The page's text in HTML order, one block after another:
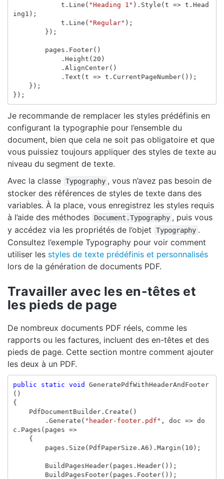
t . Line ( "Heading 1" ). Style ( t => t . Head
ing1 );
t . Line ( "Regular" );
});
pages . Footer()
. Height ( 20 )
. AlignCenter()
. Text ( t => t . CurrentPageNumber());
});
});
Je recommande de remplacer les styles prédéfinis en
configurant la typographie pour l’ensemble du
document, bien que cela ne soit pas obligatoire et que
vous puissiez toujours appliquer des styles de texte au
niveau du segment de texte.
Avec la classe Typography , vous n’avez pas besoin de
stocker des références de styles de texte dans des
variables. À la place, vous enregistrez les styles requis
à l’aide des méthodes
Document.Typography , puis vous
y accédez via les propriétés de l’objet
Typography .
Consultez l’exemple Typography pour voir comment
utiliser les styles de texte prédéfinis et personnalisés
lors de la génération de documents PDF.
Travailler avec les en-têtes et
les pieds de page
De nombreux documents PDF réels, comme les
rapports ou les factures, incluent des en-têtes et des
pieds de page. Cette section montre comment ajouter
les deux à un PDF.
public static void
GeneratePdfWithHeaderAndFooter
()
{
PdfDocumentBuilder. Create ()
. Generate ( "header-footer.pdf" , doc => do
c . Pages ( pages =>
{
pages . Size ( PdfPaperSize . A6 ). Margin ( 10 );
BuildPagesHeader( pages . Header());
BuildPagesFooter( pages . Footer());